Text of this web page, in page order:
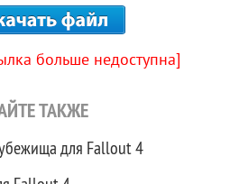
больше недоступна]
ТАКЖЕ
для Fallout 4